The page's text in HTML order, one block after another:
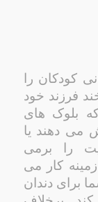
کودکان را
فرزند خود
بلوک های
می دهند یا
را برمی
کار می
برای دندان